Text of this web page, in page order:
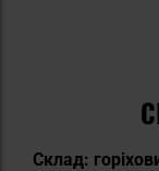
Склад: